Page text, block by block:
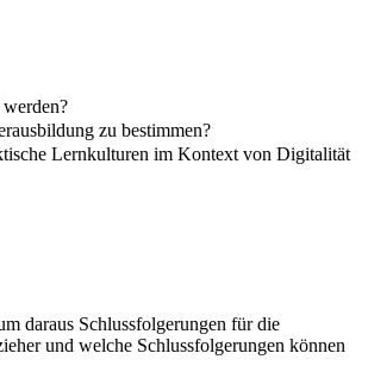
zu bestimmen?
Lernkulturen im Kontext von Digitalität
daraus Schlussfolgerungen für die
und welche Schlussfolgerungen können